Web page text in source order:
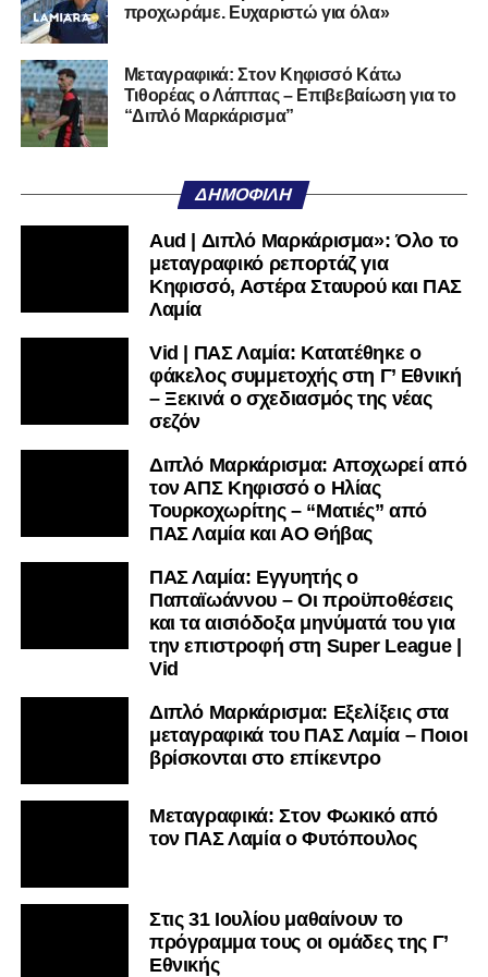
Αυτοπεποίθηση.
Αν η Λαμία συνεχίσει να μικραίνει τον εαυτό της, δεν θα
χρειαστεί κανείς άλλος να το κάνει.
Όταν αποφασίσει να συνειδητοποιήσει ότι είναι
πολύ μικρή.
lamiara.grστοGoogle Newsγια να
μαθαίνετε πρώτοι τα κυανόλευκα νέα στην Ελλάδα και τον
υπόλοιπο κόσμο. Ακολουθήστε το lamiara.gr στο
μαθαίνετε σε χρόνο dt όλα τα νέα.
προχωράμε. Ευχαριστώ για όλα»
Μεταγραφικά: Στον Κηφισσό Κάτω
Τιθορέας ο Λάππας – Επιβεβαίωση για το
“Διπλό Μαρκάρισμα”
ΔΗΜΟΦΙΛΉ
Aud | Διπλό Μαρκάρισμα»: Όλο το
μεταγραφικό ρεπορτάζ για
Κηφισσό, Αστέρα Σταυρού και ΠΑΣ
Λαμία
Vid | ΠΑΣ Λαμία: Κατατέθηκε ο
φάκελος συμμετοχής στη Γ’ Εθνική
– Ξεκινά ο σχεδιασμός της νέας
σεζόν
Διπλό Μαρκάρισμα: Αποχωρεί από
τον ΑΠΣ Κηφισσό ο Ηλίας
Τουρκοχωρίτης – “Ματιές” από
ΠΑΣ Λαμία και ΑΟ Θήβας
ΠΑΣ Λαμία: Εγγυητής ο
Παπαϊωάννου – Οι προϋποθέσεις
και τα αισιόδοξα μηνύματά του για
την επιστροφή στη Super League |
Vid
Διπλό Μαρκάρισμα: Εξελίξεις στα
μεταγραφικά του ΠΑΣ Λαμία – Ποιοι
βρίσκονται στο επίκεντρο
Μεταγραφικά: Στον Φωκικό από
τον ΠΑΣ Λαμία ο Φυτόπουλος
Στις 31 Ιουλίου μαθαίνουν το
πρόγραμμα τους οι ομάδες της Γ’
Εθνικής